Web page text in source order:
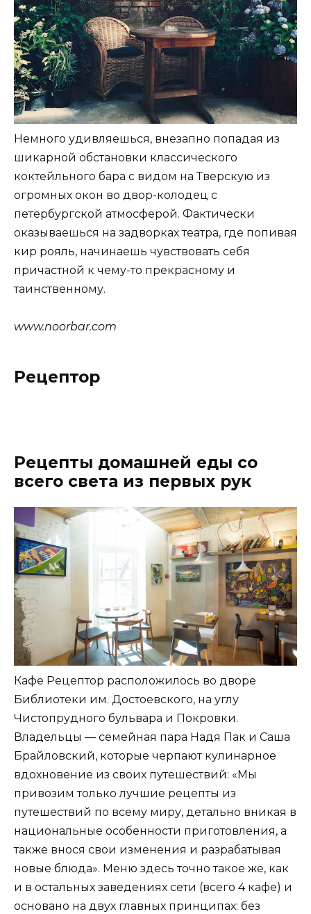
Немного удивляешься, внезапно попадая из
шикарной обстановки классического
коктейльного бара с видом на Тверскую из
огромных окон во двор-колодец с
петербургской атмосферой. Фактически
оказываешься на задворках театра, где попивая
кир рояль, начинаешь чувствовать себя
причастной к чему-то прекрасному и
таинственному.
www.noorbar.com
Рецептор
Рецепты домашней еды со
всего света из первых рук
Кафе Рецептор расположилось во дворе
Библиотеки им. Достоевского, на углу
Чистопрудного бульвара и Покровки.
Владельцы — семейная пара Надя Пак и Саша
Брайловский, которые черпают кулинарное
вдохновение из своих путешествий: «Мы
привозим только лучшие рецепты из
путешествий по всему миру, детально вникая в
национальные особенности приготовления, а
также внося свои изменения и разрабатывая
новые блюда». Меню здесь точно такое же, как
и в остальных заведениях сети (всего 4 кафе) и
основано на двух главных принципах: без